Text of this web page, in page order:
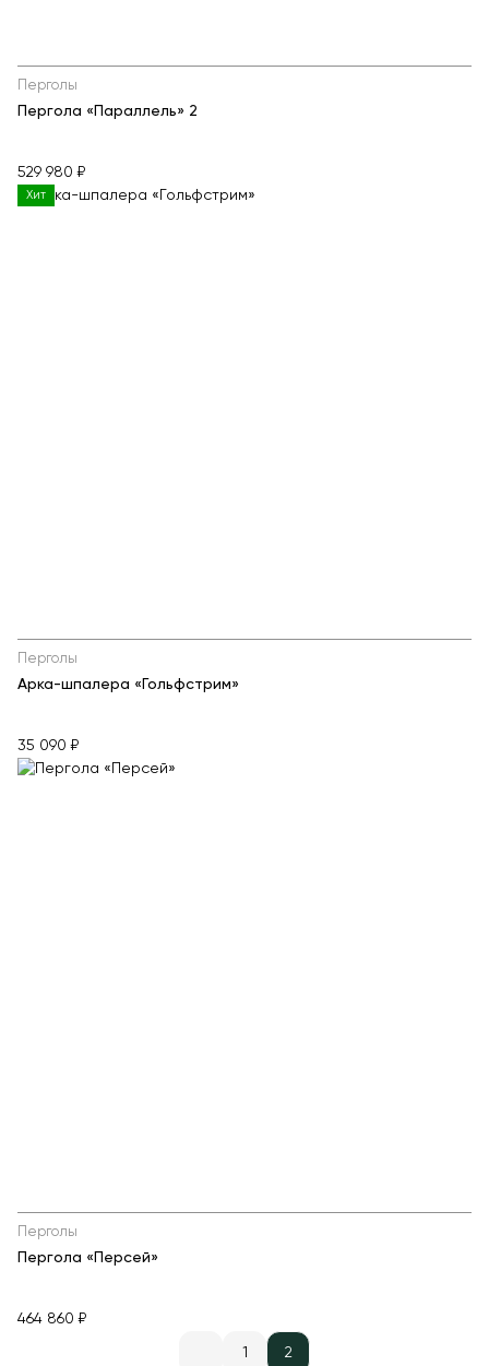
Перголы
Пергола «Параллель» 2
529 980 ₽
Хит
Перголы
Арка-шпалера «Гольфстрим»
35 090 ₽
Перголы
Пергола «Персей»
464 860 ₽
1 2